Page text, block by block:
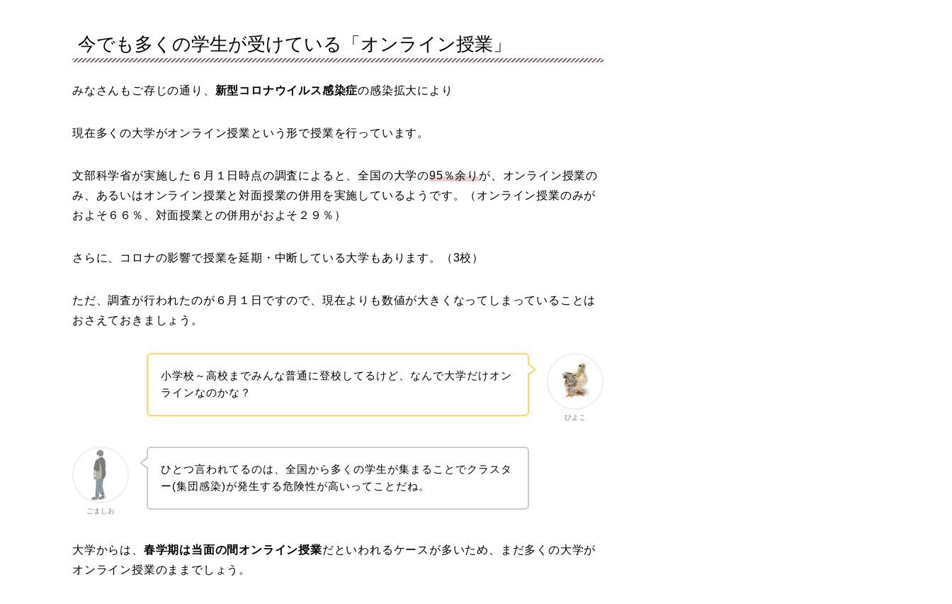
今でも多くの学生が受けている「オンライン授業」
みなさんもご存じの通り、 新型コロナウイルス感染症の感染拡大により
現在多くの大学がオンライン授業という形で授業を行っています。
文部科学省が実施した６月１日時点の調査によると、全国の大学の95％余りが、オンライン授業の
み、あるいはオンライン授業と対面授業の併用を実施しているようです。（オンライン授業のみが
およそ６６％、対面授業との併用がおよそ２９％）
さらに、コロナの影響で授業を延期・中断している大学もあります。（3校）
ただ、調査が行われたのが６月１日ですので、現在よりも数値が大きくなってしまっていることは
おさえておきましょう。
ひよこ
小学校～高校までみんな普通に登校してるけど、なんで大学だけオン
ラインなのかな？
ごましお
ひとつ言われてるのは、全国から多くの学生が集まることでクラスタ
ー(集団感染)が発生する危険性が高いってことだね。
大学からは、 春学期は当面の間オンライン授業だといわれるケースが多いため、まだ多くの大学が
オンライン授業のままでしょう。